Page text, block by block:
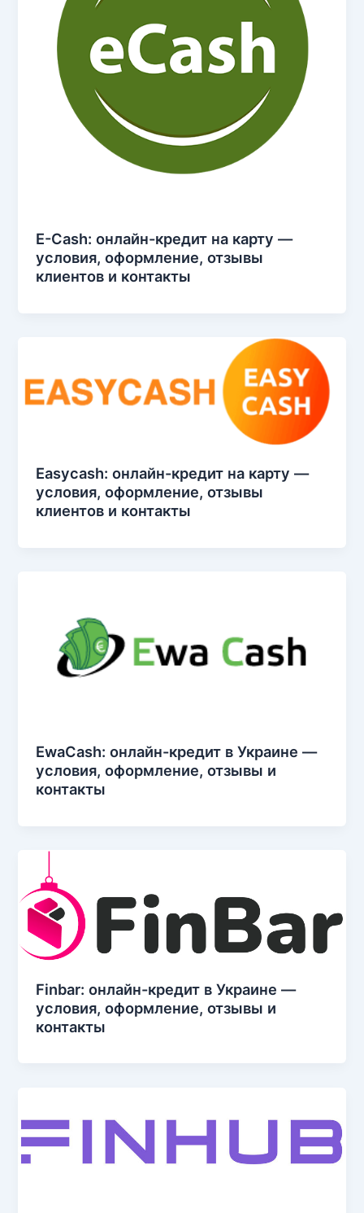
E-Cash: онлайн-кредит на карту —
условия, оформление, отзывы
клиентов и контакты
Easycash: онлайн-кредит на карту —
условия, оформление, отзывы
клиентов и контакты
EwaCash: онлайн-кредит в Украине —
условия, оформление, отзывы и
контакты
Finbar: онлайн-кредит в Украине —
условия, оформление, отзывы и
контакты